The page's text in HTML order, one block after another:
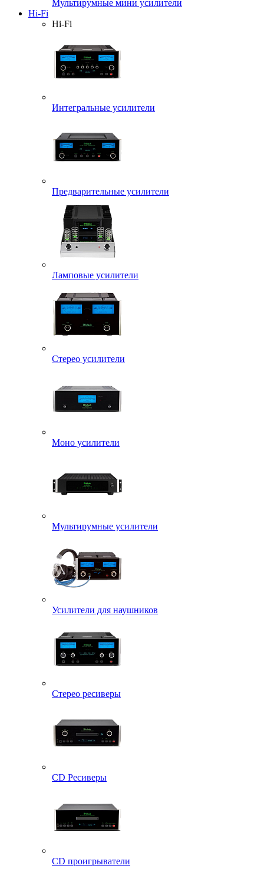
Мультирумные мини усилители
Hi-Fi
Hi-Fi
Интегральные усилители
Предварительные усилители
Ламповые усилители
Стерео усилители
Моно усилители
Мультирумные усилители
Усилители для наушников
Стерео ресиверы
CD Ресиверы
CD проигрыватели